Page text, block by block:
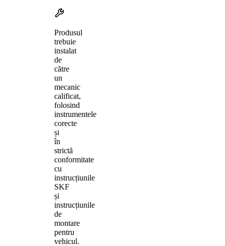
Produsul
trebuie
instalat
de
către
un
mecanic
calificat,
folosind
instrumentele
corecte
și
în
strictă
conformitate
cu
instrucțiunile
SKF
și
instrucțiunile
de
montare
pentru
vehicul.